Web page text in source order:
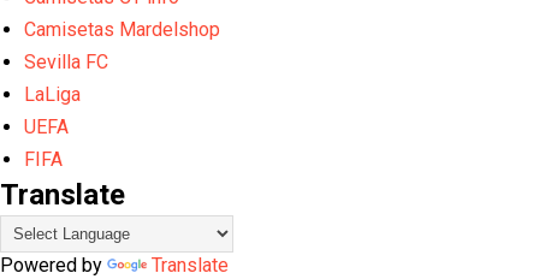
Camisetas Mardelshop
Sevilla FC
LaLiga
UEFA
FIFA
Translate
Powered by
Translate